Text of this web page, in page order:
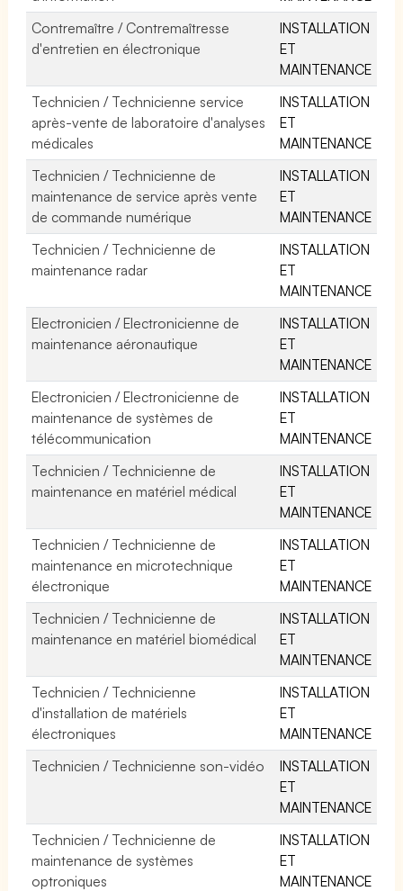
Contremaître / Contremaîtresse
d'entretien en électronique
INSTALLATION
ET
MAINTENANCE
Technicien / Technicienne service
après-vente de laboratoire d'analyses
médicales
INSTALLATION
ET
MAINTENANCE
Technicien / Technicienne de
maintenance de service après vente
de commande numérique
INSTALLATION
ET
MAINTENANCE
Technicien / Technicienne de
maintenance radar
INSTALLATION
ET
MAINTENANCE
Electronicien / Electronicienne de
maintenance aéronautique
INSTALLATION
ET
MAINTENANCE
Electronicien / Electronicienne de
maintenance de systèmes de
télécommunication
INSTALLATION
ET
MAINTENANCE
Technicien / Technicienne de
maintenance en matériel médical
INSTALLATION
ET
MAINTENANCE
Technicien / Technicienne de
maintenance en microtechnique
électronique
INSTALLATION
ET
MAINTENANCE
Technicien / Technicienne de
maintenance en matériel biomédical
INSTALLATION
ET
MAINTENANCE
Technicien / Technicienne
d'installation de matériels
électroniques
INSTALLATION
ET
MAINTENANCE
Technicien / Technicienne son-vidéo
INSTALLATION
ET
MAINTENANCE
Technicien / Technicienne de
maintenance de systèmes
optroniques
INSTALLATION
ET
MAINTENANCE